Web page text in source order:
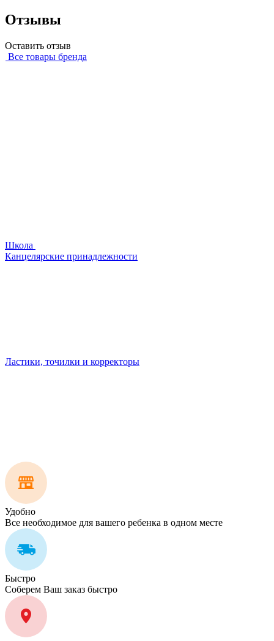
Отзывы
Оставить отзыв
Все товары бренда
Школа
Канцелярские принадлежности
Ластики, точилки и корректоры
Удобно
Все необходимое для вашего ребенка в одном месте
Быстро
Соберем Ваш заказ быстро